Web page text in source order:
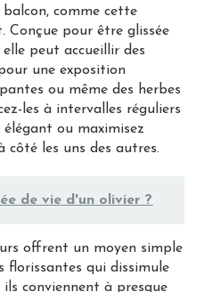
balcon, comme cette
Conçue pour être glissée
peut accueillir des
une exposition
ou même des herbes
les à intervalles réguliers
ou maximisez
côté les uns des autres.
de vie d'un olivier ?
offrent un moyen simple
florissantes qui dissimule
ils conviennent à presque